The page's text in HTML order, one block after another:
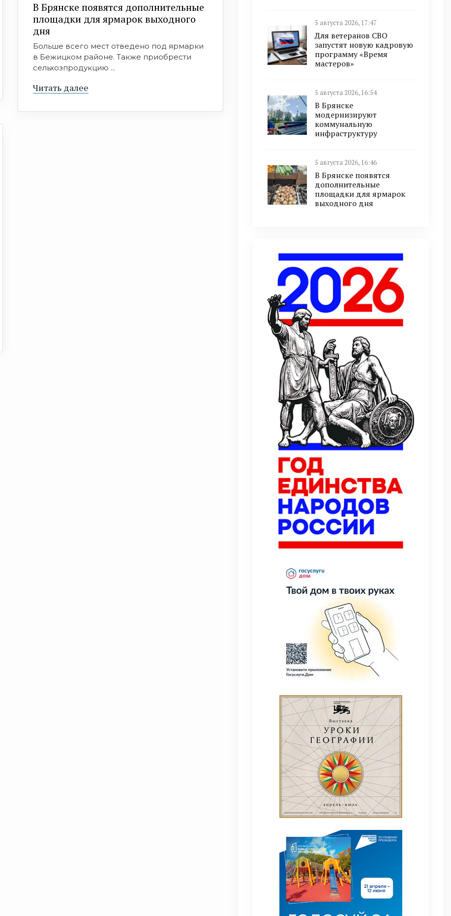
В Брянске появятся дополнительные
площадки для ярмарок выходного
дня
Больше всего мест отведено под ярмарки
в Бежицком районе. Также приобрести
сельхозпродукцию ...
Читать далее
5 августа 2026, 17:47
Для ветеранов СВО
запустят новую кадровую
программу «Время
мастеров»
5 августа 2026, 16:54
В Брянске
модернизируют
коммунальную
инфраструктуру
5 августа 2026, 16:46
В Брянске появятся
дополнительные
площадки для ярмарок
выходного дня